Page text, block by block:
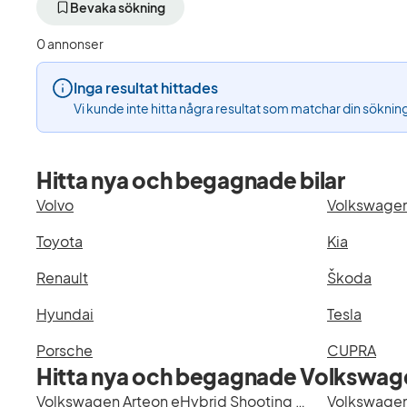
aktivt
(Plats)
Bevaka sökning
0 annonser
Inga resultat hittades
Vi kunde inte hitta några resultat som matchar din
Hitta nya och begagnade bilar
Volvo
Toyota
Kia
Renault
Škoda
Hyundai
Tesla
Porsche
CUPRA
Hitta nya och begagnade
Volkswagen Arteon eHybrid Shooting Brake i Stockholm